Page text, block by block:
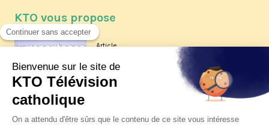
KTO vous propose
Article
Les reportages d'été 2026 de KTO
La visite pastorale du pape Léon
XIV à Assise à suivre sur KTO le